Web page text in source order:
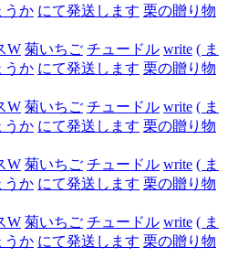
うか にて発送します 栗の贈り物
W 菊いちご チュードル write ( ま
うか にて発送します 栗の贈り物
W 菊いちご チュードル write ( ま
うか にて発送します 栗の贈り物
W 菊いちご チュードル write ( ま
うか にて発送します 栗の贈り物
W 菊いちご チュードル write ( ま
うか にて発送します 栗の贈り物